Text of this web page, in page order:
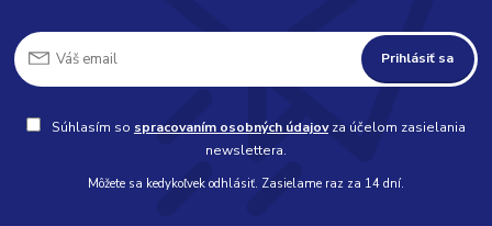
Prihlásiť sa
Súhlasím so spracovaním osobných údajovza účelom zasielania
newslettera.
Môžete sa kedykoľvek odhlásiť. Zasielame raz za 14 dní.